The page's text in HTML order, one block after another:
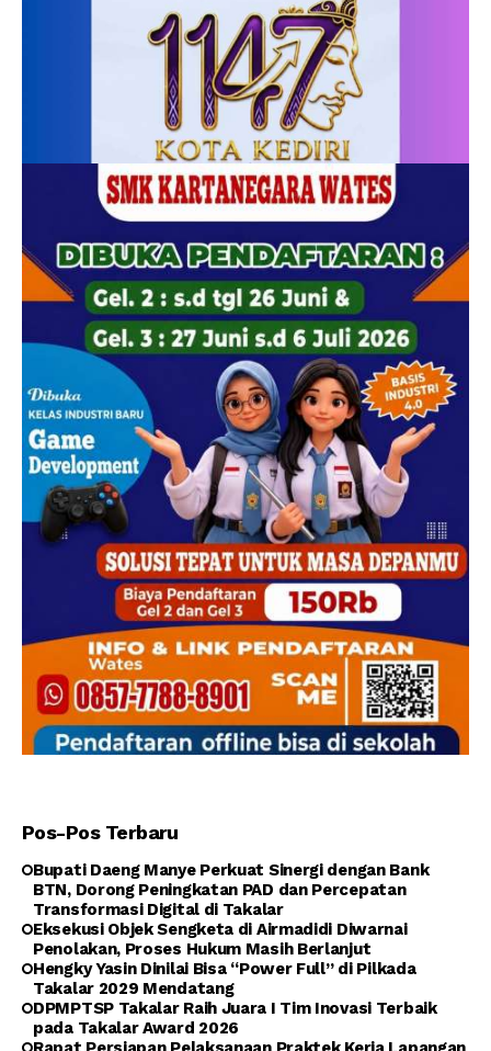
Pos-Pos Terbaru
Bupati Daeng Manye Perkuat Sinergi dengan Bank
BTN, Dorong Peningkatan PAD dan Percepatan
Transformasi Digital di Takalar
Eksekusi Objek Sengketa di Airmadidi Diwarnai
Penolakan, Proses Hukum Masih Berlanjut
Hengky Yasin Dinilai Bisa “Power Full” di Pilkada
Takalar 2029 Mendatang
DPMPTSP Takalar Raih Juara I Tim Inovasi Terbaik
pada Takalar Award 2026